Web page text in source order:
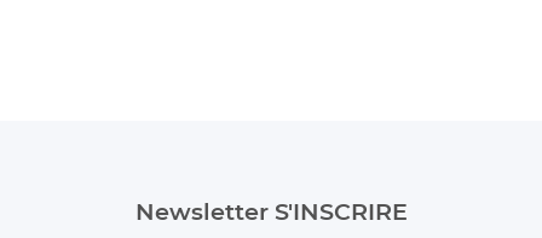
Newsletter S'INSCRIRE